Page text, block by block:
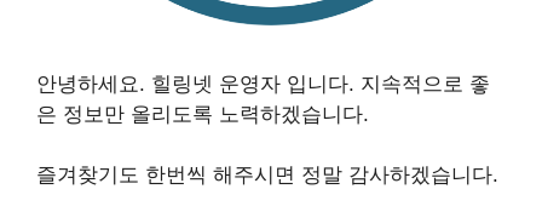
안녕하세요. 힐링넷 운영자 입니다. 지속적으로 좋
은 정보만 올리도록 노력하겠습니다.
즐겨찾기도 한번씩 해주시면 정말 감사하겠습니다.